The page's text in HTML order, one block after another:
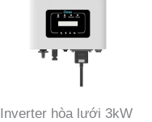
Inverter hòa lưới 3kW